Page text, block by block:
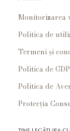
Monitorizarea
Politica de
Termeni și
Politica de
Politica de
Protecția